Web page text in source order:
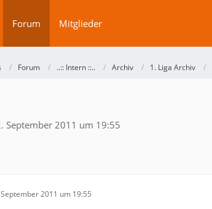
Forum Mitglieder
Forum ..:: Intern ::.. Archiv 1. Liga Archiv
September 2011 um 19:55
2011 um 19:55